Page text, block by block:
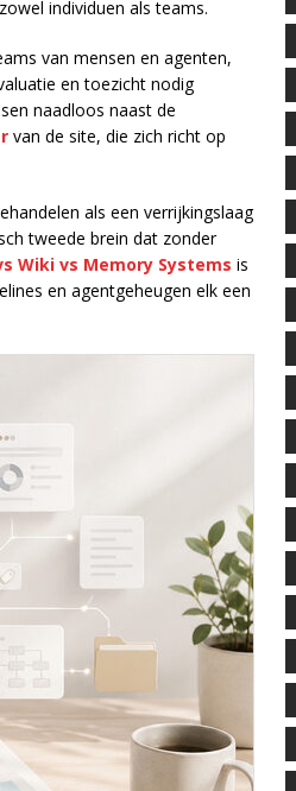
individuen als teams.
van mensen en agenten,
en toezicht nodig
naadloos naast de
van de site, die zich richt op
als een verrijkingslaag
tweede brein dat zonder
Wiki vs Memory Systems is
en agentgeheugen elk een